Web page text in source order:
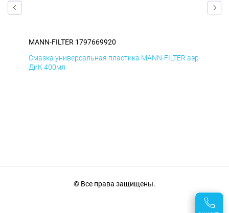
MANN-FILTER 1797669920
Смазка универсальная пластика MANN-FILTER аэр
ДиК 400мл
© Все права защищены.